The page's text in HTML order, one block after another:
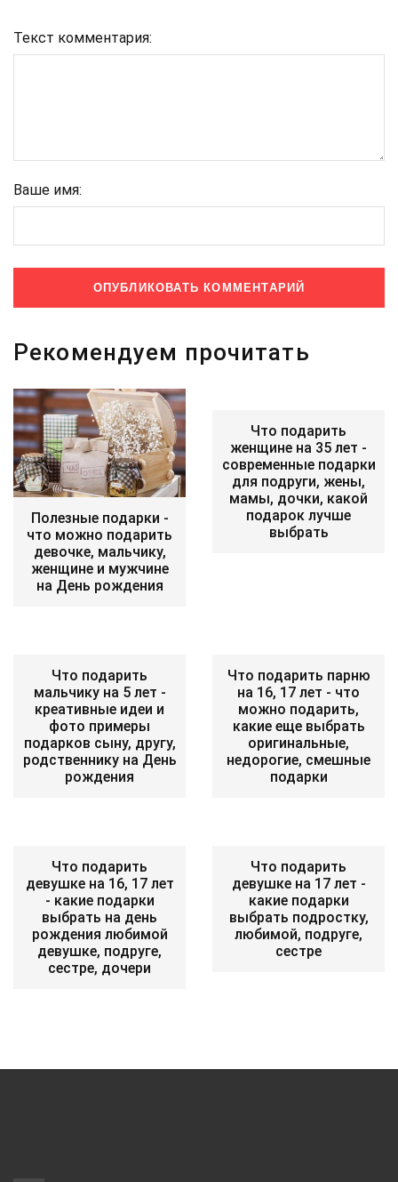
Текст комментария:
Ваше имя:
Рекомендуем прочитать
Полезные подарки -
что можно подарить
девочке, мальчику,
женщине и мужчине
на День рождения
Что подарить
женщине на 35 лет -
современные подарки
для подруги, жены,
мамы, дочки, какой
подарок лучше
выбрать
Что подарить
мальчику на 5 лет -
креативные идеи и
фото примеры
подарков сыну, другу,
родственнику на День
рождения
Что подарить парню
на 16, 17 лет - что
можно подарить,
какие еще выбрать
оригинальные,
недорогие, смешные
подарки
Что подарить
девушке на 16, 17 лет
- какие подарки
выбрать на день
рождения любимой
девушке, подруге,
сестре, дочери
Что подарить
девушке на 17 лет -
какие подарки
выбрать подростку,
любимой, подруге,
сестре